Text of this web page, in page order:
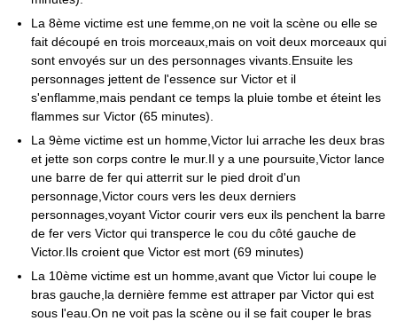
La 8ème victime est une femme,on ne voit la scène ou elle se
fait découpé en trois morceaux,mais on voit deux morceaux qui
sont envoyés sur un des personnages vivants.Ensuite les
personnages jettent de l'essence sur Victor et il
s'enflamme,mais pendant ce temps la pluie tombe et éteint les
flammes sur Victor (65 minutes).
La 9ème victime est un homme,Victor lui arrache les deux bras
et jette son corps contre le mur.Il y a une poursuite,Victor lance
une barre de fer qui atterrit sur le pied droit d'un
personnage,Victor cours vers les deux derniers
personnages,voyant Victor courir vers eux ils penchent la barre
de fer vers Victor qui transperce le cou du côté gauche de
Victor.Ils croient que Victor est mort (69 minutes)
La 10ème victime est un homme,avant que Victor lui coupe le
bras gauche,la dernière femme est attraper par Victor qui est
sous l'eau.On ne voit pas la scène ou il se fait couper le bras